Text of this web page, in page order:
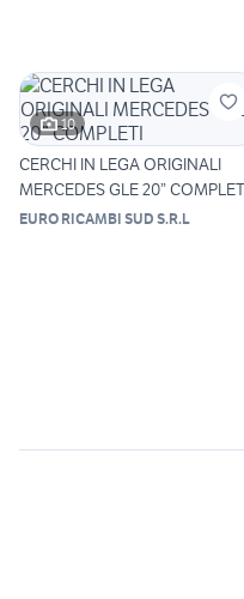
10
CERCHI IN LEGA ORIGINALI
MERCEDES GLE 20”
EURO RICAMBI SUD S.R.L